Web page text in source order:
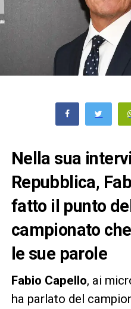
Nella sua
Repubblica,
fatto il punto
campionato
le sue parole
Fabio Capello, ai
ha parlato del